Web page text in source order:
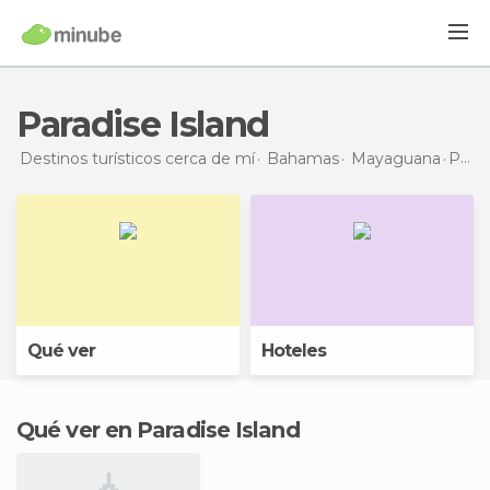
Paradise Island
Destinos turísticos cerca de mí Bahamas Mayaguana Paradise Island
Qué ver Hoteles
Qué ver en Paradise Island